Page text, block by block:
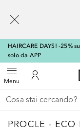
HAIRCARE DAYS! -25%
solo da APP
MenuApri menuAl Mio
Torna indietro
Esegui ricerca
PROCLE -
PROCLE - ECO